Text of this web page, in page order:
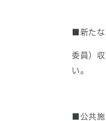
■新た
委員）
い。
■公共